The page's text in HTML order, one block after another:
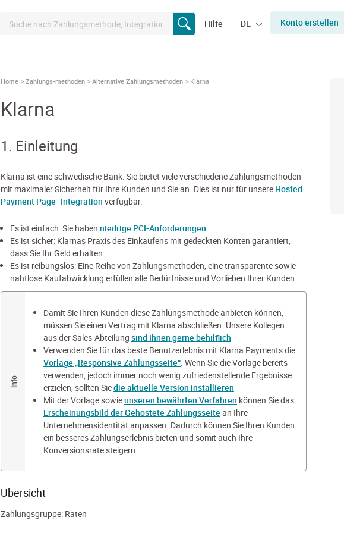
Hilfe DE Konto erstellen
Home Zahlungs-methoden Alternative Zahlungsmethoden Klarna
Klarna
1. Einleitung
Klarna ist eine schwedische Bank. Sie bietet viele verschiedene Zahlungsmethoden
mit maximaler Sicherheit für Ihre Kunden und Sie an. Dies ist nur für unsere Hosted
Payment Page -Integration verfügbar.
Es ist einfach: Sie haben niedrige PCI-Anforderungen
Es ist sicher: Klarnas Praxis des Einkaufens mit gedeckten Konten garantiert,
dass Sie Ihr Geld erhalten
Es ist reibungslos: Eine Reihe von Zahlungsmethoden, eine transparente sowie
nahtlose Kaufabwicklung erfüllen alle Bedürfnisse und Vorlieben Ihrer Kunden
Damit Sie Ihren Kunden diese Zahlungsmethode anbieten können,
müssen Sie einen Vertrag mit Klarna abschließen. Unsere Kollegen
aus der Sales-Abteilung sind Ihnen gerne behilflich
Verwenden Sie für das beste Benutzerlebnis mit Klarna Payments die
Vorlage „Responsive Zahlungsseite“. Wenn Sie die Vorlage bereits
verwenden, jedoch immer noch wenig zufriedenstellende Ergebnisse
erzielen, sollten Siedie aktuelle Version installieren
Mit der Vorlage sowieunseren bewährten Verfahren können Sie das
Erscheinungsbild der Gehostete Zahlungsseite an Ihre
Unternehmensidentität anpassen. Dadurch können Sie Ihren Kunden
ein besseres Zahlungserlebnis bieten und somit auch Ihre
Konversionsrate steigern
Übersicht
Zahlungsgruppe: Raten